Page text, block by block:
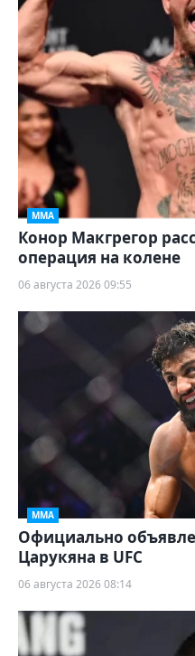
ММА
Конор Макгрегор
операция на колене
06 августа 2026 09:55
ММА
Официально
Царукяна в UFC
06 августа 2026 08:14